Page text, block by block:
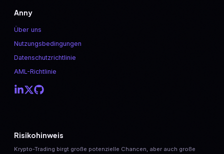
Anny
Über uns
Nutzungsbedingungen
Datenschutzrichtlinie
AML-Richtlinie
Risikohinweis
Krypto-Trading birgt große potenzielle Chancen, aber auch große